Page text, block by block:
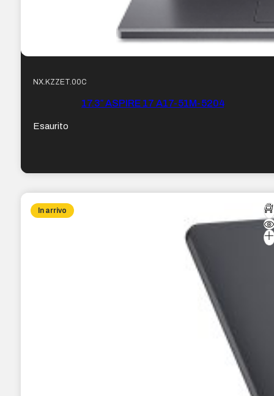
NX.KZZET.00C
17.3″ ASPIRE 17 A17-51M-5204
Esaurito
In arrivo